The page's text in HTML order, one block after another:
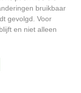
bruikbaar
gevolgd. Voor
en niet alleen